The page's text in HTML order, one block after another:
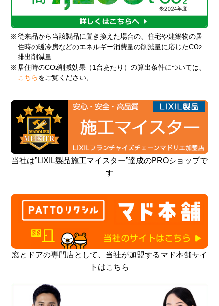
※ 従来品から当該製品に置き換えた場合の、住宅や建築物の居
住時の暖冷房などのエネルギー消費量の削減量に応じたCO2
排出削減量
※ 居住時のCO2削減効果（1台あたり）の算出条件については、
こちら をご覧ください。
当社は”LIXIL製品施工マイスター”達成のPROショップで
す
窓とドアの専門店として、当社が加盟するマド本舗サイ
トはこちら